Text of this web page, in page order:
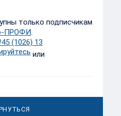
только подписчикам
ПРОФИ.
(1026) 13
или